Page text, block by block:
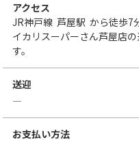
アクセス
JR神戸線 芦屋駅 から徒歩7
イカリスーパーさん芦屋店
す。
送迎
―
お支払い方法